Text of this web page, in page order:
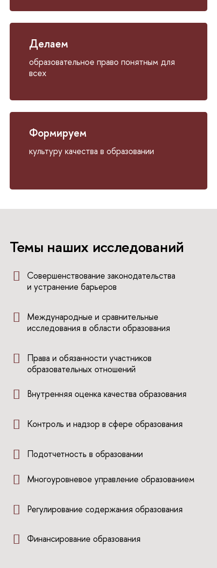
Делаем
образовательное право понятным для
всех
Формируем
культуру качества в образовании
Темы наших исследований
Совершенствование законодательства
и устранение барьеров
Международные и сравнительные
исследования в области образования
Права и обязанности участников
образовательных отношений
Внутренняя оценка качества образования
Контроль и надзор в сфере образования
Подотчетность в образовании
Многоуровневое управление образованием
Регулирование содержания образования
Финансирование образования